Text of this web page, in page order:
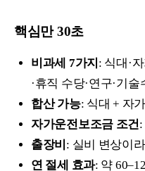
핵심만 30초
비과세 7가지 : 식대·
·휴직 수당·연구·기술
합산 가능: 식대 + 자
자가운전보조금 조건
출장비 : 실비 변상이
연 절세 효과: 약